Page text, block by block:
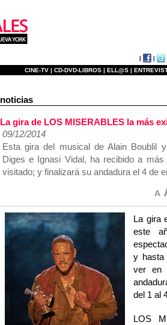
CINE-TV | CD-DVD-LIBROS | ELL@S |
noticias
La gira de LOS MISERABLES la más
09/12/2014
Esta gira del musical de Alain Boublil
Diges e Ignasi Vidal, ha recibido a
visitado; y finalizará su andadura el 4 de
La gira
este
y hasta
ver en
del 1 al
LOS